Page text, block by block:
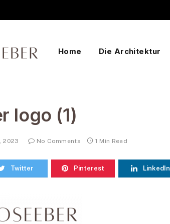
Home Die Architektur
logo (1)
2023 No Comments 1 Min Read
Twitter Pinterest LinkedIn